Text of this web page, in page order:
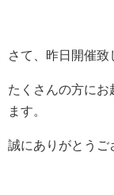
さて、昨日開催致
たくさんの方に
ます。
誠にありがとうご